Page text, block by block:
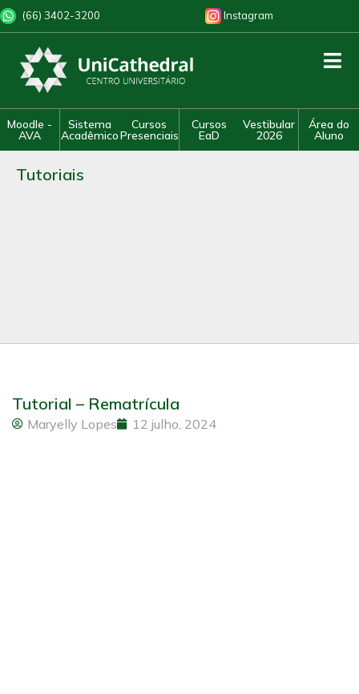
(66) 3402-3200 Instagram
Moodle -
AVA
Sistema
Acadêmico
Cursos
Presenciais
Cursos
EaD
Vestibular
2026
Área do
Aluno
Tutoriais
Tutorial – Rematrícula
Maryelly Lopes 12 julho, 2024